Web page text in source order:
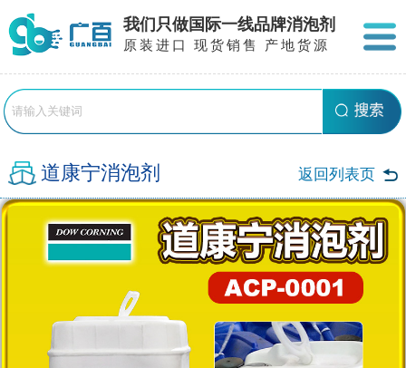
我们只做国际一线品牌消泡剂
原装进口 现货销售 产地货源
道康宁消泡剂 返回列表页